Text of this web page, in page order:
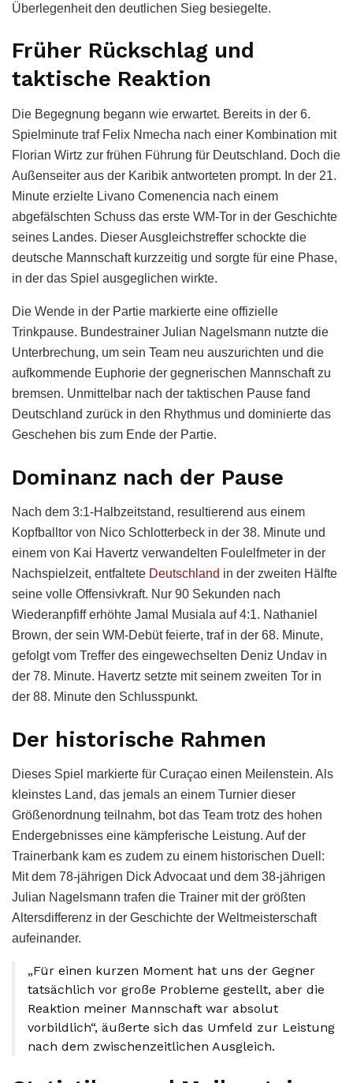
Überlegenheit den deutlichen Sieg besiegelte.
Früher Rückschlag und
taktische Reaktion
Die Begegnung begann wie erwartet. Bereits in der 6.
Spielminute traf Felix Nmecha nach einer Kombination mit
Florian Wirtz zur frühen Führung für Deutschland. Doch die
Außenseiter aus der Karibik antworteten prompt. In der 21.
Minute erzielte Livano Comenencia nach einem
abgefälschten Schuss das erste WM-Tor in der Geschichte
seines Landes. Dieser Ausgleichstreffer schockte die
deutsche Mannschaft kurzzeitig und sorgte für eine Phase,
in der das Spiel ausgeglichen wirkte.
Die Wende in der Partie markierte eine offizielle
Trinkpause. Bundestrainer Julian Nagelsmann nutzte die
Unterbrechung, um sein Team neu auszurichten und die
aufkommende Euphorie der gegnerischen Mannschaft zu
bremsen. Unmittelbar nach der taktischen Pause fand
Deutschland zurück in den Rhythmus und dominierte das
Geschehen bis zum Ende der Partie.
Dominanz nach der Pause
Nach dem 3:1-Halbzeitstand, resultierend aus einem
Kopfballtor von Nico Schlotterbeck in der 38. Minute und
einem von Kai Havertz verwandelten Foulelfmeter in der
Nachspielzeit, entfaltete Deutschland in der zweiten Hälfte
seine volle Offensivkraft. Nur 90 Sekunden nach
Wiederanpfiff erhöhte Jamal Musiala auf 4:1. Nathaniel
Brown, der sein WM-Debüt feierte, traf in der 68. Minute,
gefolgt vom Treffer des eingewechselten Deniz Undav in
der 78. Minute. Havertz setzte mit seinem zweiten Tor in
der 88. Minute den Schlusspunkt.
Der historische Rahmen
Dieses Spiel markierte für Curaçao einen Meilenstein. Als
kleinstes Land, das jemals an einem Turnier dieser
Größenordnung teilnahm, bot das Team trotz des hohen
Endergebnisses eine kämpferische Leistung. Auf der
Trainerbank kam es zudem zu einem historischen Duell:
Mit dem 78-jährigen Dick Advocaat und dem 38-jährigen
Julian Nagelsmann trafen die Trainer mit der größten
Altersdifferenz in der Geschichte der Weltmeisterschaft
aufeinander.
„Für einen kurzen Moment hat uns der Gegner
tatsächlich vor große Probleme gestellt, aber die
Reaktion meiner Mannschaft war absolut
vorbildlich“, äußerte sich das Umfeld zur Leistung
nach dem zwischenzeitlichen Ausgleich.